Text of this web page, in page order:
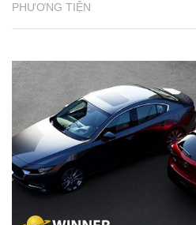
PHƯƠNG TIỆN